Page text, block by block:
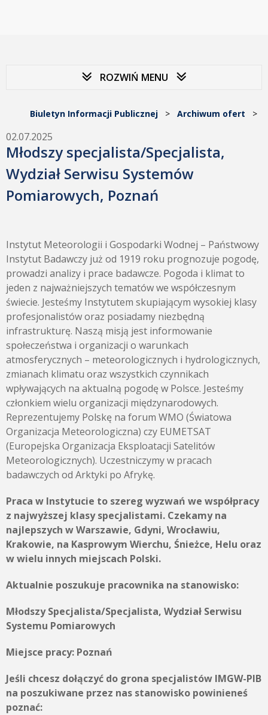
ROZWIŃ MENU
Biuletyn Informacji Publicznej > Archiwum ofert >
02.07.2025
Młodszy specjalista/Specjalista,
Wydział Serwisu Systemów
Pomiarowych, Poznań
Instytut Meteorologii i Gospodarki Wodnej – Państwowy
Instytut Badawczy już od 1919 roku prognozuje pogodę,
prowadzi analizy i prace badawcze. Pogoda i klimat to
jeden z najważniejszych tematów we współczesnym
świecie. Jesteśmy Instytutem skupiającym wysokiej klasy
profesjonalistów oraz posiadamy niezbędną
infrastrukturę. Naszą misją jest informowanie
społeczeństwa i organizacji o warunkach
atmosferycznych – meteorologicznych i hydrologicznych,
zmianach klimatu oraz wszystkich czynnikach
wpływających na aktualną pogodę w Polsce. Jesteśmy
członkiem wielu organizacji międzynarodowych.
Reprezentujemy Polskę na forum WMO (Światowa
Organizacja Meteorologiczna) czy EUMETSAT
(Europejska Organizacja Eksploatacji Satelitów
Meteorologicznych). Uczestniczymy w pracach
badawczych od Arktyki po Afrykę.
Praca w Instytucie to szereg wyzwań we współpracy
z najwyższej klasy specjalistami. Czekamy na
najlepszych w Warszawie, Gdyni, Wrocławiu,
Krakowie, na Kasprowym Wierchu, Śnieżce, Helu oraz
w wielu innych miejscach Polski.
Aktualnie poszukuje pracownika na stanowisko:
Młodszy Specjalista/Specjalista, Wydział Serwisu
Systemu Pomiarowych
Miejsce pracy: Poznań
Jeśli chcesz dołączyć do grona specjalistów IMGW-PIB
na poszukiwane przez nas stanowisko powinieneś
poznać: